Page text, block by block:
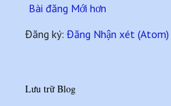
Bài đăng Mới hơn
Đăng ký: Đăng Nhận xét (Atom)
Lưu trữ Blog